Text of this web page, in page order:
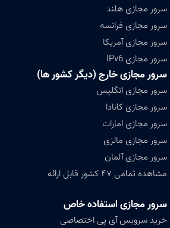
سرور مجازی هلند
سرور مجازی فرانسه
سرور مجازی آمریکا
سرور مجازی IPv6
سرور مجازی خارج (دیگر کشور ها)
سرور مجازی انگلیس
سرور مجازی کانادا
سرور مجازی امارات
سرور مجازی مالزی
سرور مجازی آلمان
مشاهده تمامی ۴۷ کشور قابل ارائه
سرور مجازی استفاده خاص
خرید سرویس آی پی اختصاصی